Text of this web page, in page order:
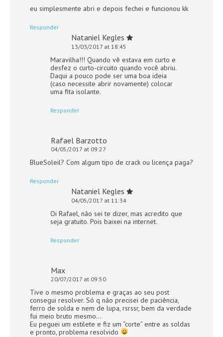
eu simplesmente abri e depois fechei e funcionou kk
Responder
Nataniel Kegles
13/03/2017 at 18:45
Maravilha!!! Quando vê estava em curto e
desfez o curto-circuito quando você abriu.
Daqui a pouco pode ser uma boa ideia
(caso necessite abrir novamente) colocar
uma fita isolante.
Responder
Rafael Barzotto
04/05/2017 at 09:27
BlueSoleil? Com algum tipo de crack ou licença paga?
Responder
Nataniel Kegles
04/05/2017 at 11:34
Oi Rafael, não sei te dizer, mas acredito que
seja gratuito. Pois baixei na internet.
Responder
Max
20/07/2017 at 09:50
Tive o mesmo problema e graças ao seu post
consegui resolver. Só q não precisei de paciência,
ferro de solda e nem de lupa, rsrssr, bem da verdade
fui meio bruto mesmo…
Eu peguei um estilete e fiz um “corte” entre as soldas
e pronto, problema resolvido